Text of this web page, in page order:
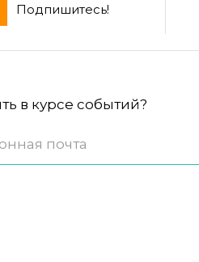
Подпишитесь!
в курсе событий?